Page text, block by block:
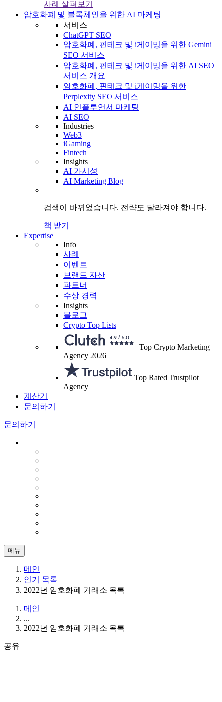
사례 살펴보기
암호화폐 및 블록체인을 위한 AI 마케팅
서비스
ChatGPT SEO
암호화폐, 핀테크 및 i게이밍을 위한 Gemini
SEO 서비스
암호화폐, 핀테크 및 i게이밍을 위한 AI SEO
서비스 개요
암호화폐, 핀테크 및 i게이밍을 위한
Perplexity SEO 서비스
AI 인플루언서 마케팅
AI SEO
Industries
Web3
iGaming
Fintech
Insights
AI 가시성
AI Marketing Blog
검색이 바뀌었습니다. 전략도 달라져야 합니다.
책 받기
Expertise
Info
사례
이벤트
브랜드 자산
파트너
수상 경력
Insights
블로그
Crypto Top Lists
Top Crypto Marketing
Agency 2026
Top Rated Trustpilot
Agency
계산기
문의하기
문의하기
메뉴
메인
인기 목록
2022년 암호화폐 거래소 목록
메인
...
2022년 암호화폐 거래소 목록
공유